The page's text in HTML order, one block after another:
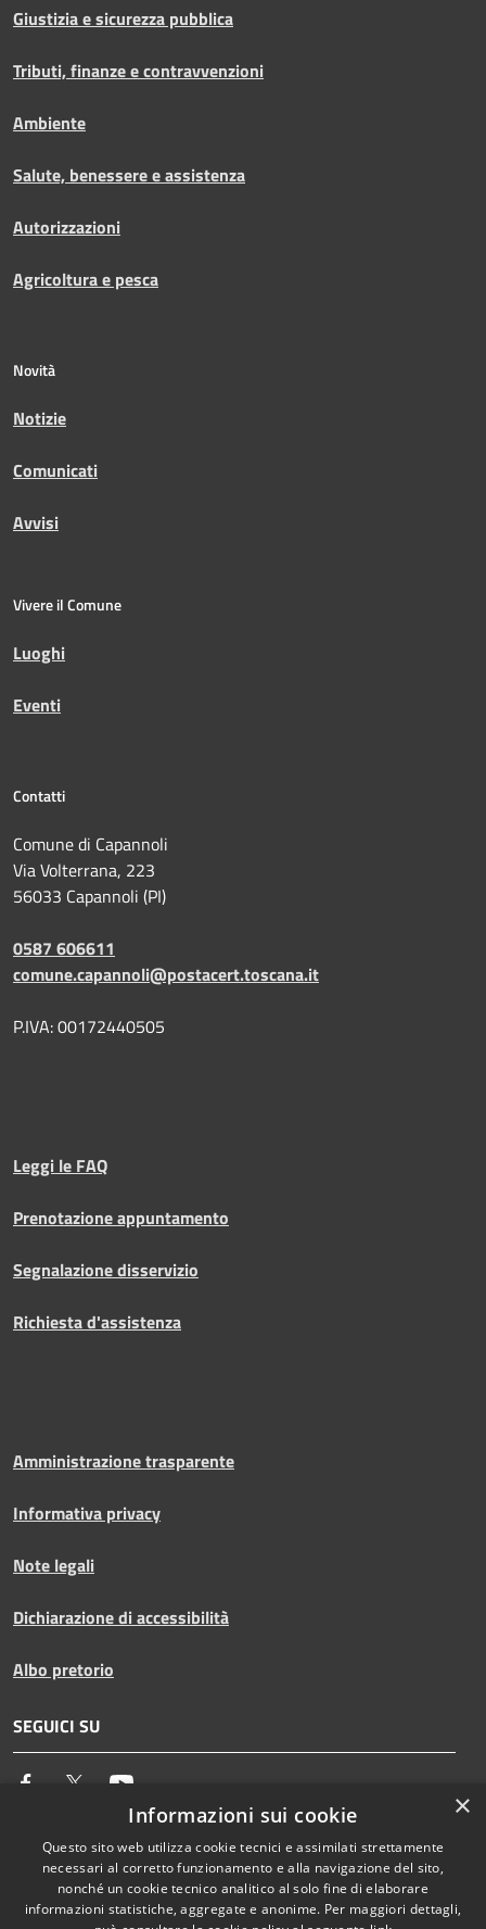
Giustizia e sicurezza pubblica
Tributi, finanze e contravvenzioni
Ambiente
Salute, benessere e assistenza
Autorizzazioni
Agricoltura e pesca
Novità
Notizie
Comunicati
Avvisi
Vivere il Comune
Luoghi
Eventi
Contatti
Comune di Capannoli
Via Volterrana, 223
56033 Capannoli (PI)
0587 606611
comune.capannoli@postacert.toscana.it
P.IVA: 00172440505
Leggi le FAQ
Prenotazione appuntamento
Segnalazione disservizio
Richiesta d'assistenza
Amministrazione trasparente
Informativa privacy
Note legali
Dichiarazione di accessibilità
Albo pretorio
SEGUICI SU
Facebook Twitter
RSS
Accessibilità
Copyright © 2026 • Comune di
Capannoli • Powered by
×
Informazioni sui cookie
Questo sito web utilizza cookie tecnici e assimilati strettamente
necessari al corretto funzionamento e alla navigazione del sito,
nonché un cookie tecnico analitico al solo fine di elaborare
informazioni statistiche, aggregate e anonime. Per maggiori dettagli,